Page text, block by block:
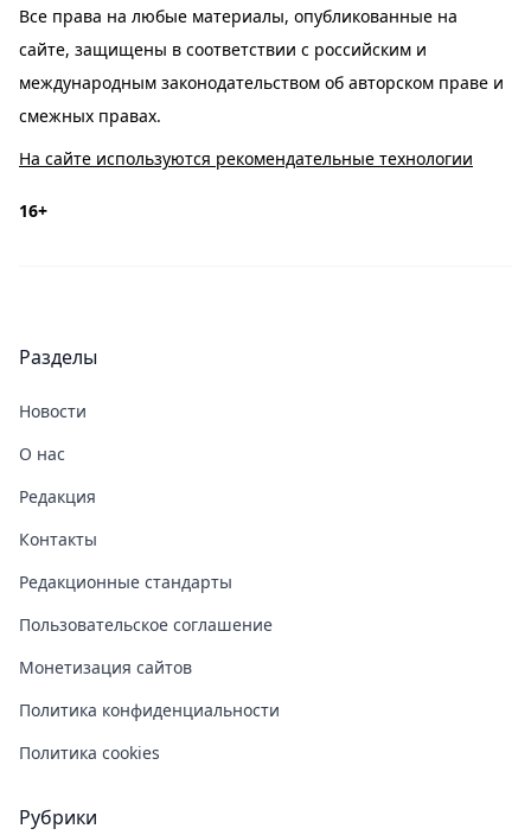
Все права на любые материалы, опубликованные на
сайте, защищены в соответствии с российским и
международным законодательством об авторском праве и
смежных правах.
На сайте используются рекомендательные технологии
16+
Разделы
Новости
О нас
Редакция
Контакты
Редакционные стандарты
Пользовательское соглашение
Монетизация сайтов
Политика конфиденциальности
Политика cookies
Рубрики